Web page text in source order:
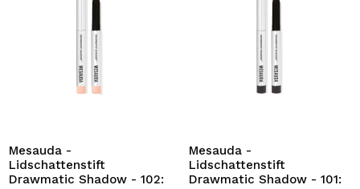
Mesauda -
Lidschattenstift
Drawmatic Shadow - 102:
Mesauda -
Lidschattenstift
Drawmatic Shadow - 101: